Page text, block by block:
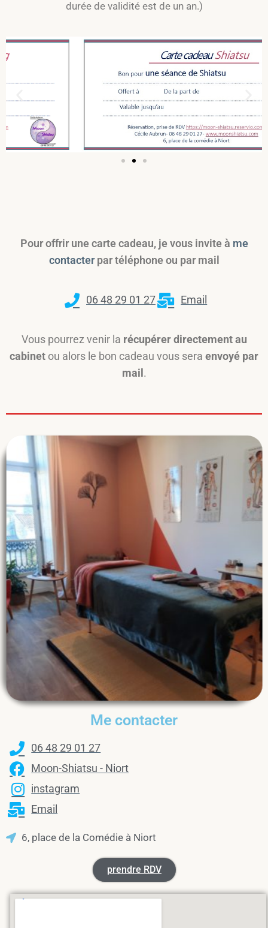
durée de validité est de un an.)
Pour offrir une carte cadeau, je vous invite à me
contacterpar téléphone ou par mail
06 48 29 01 27 Email
Vous pourrez venir la récupérer directement au
cabinet ou alors le bon cadeau vous sera envoyé par
mail .
Me contacter
06 48 29 01 27
Moon-Shiatsu - Niort
instagram
Email
6, place de la Comédie à Niort
prendre RDV